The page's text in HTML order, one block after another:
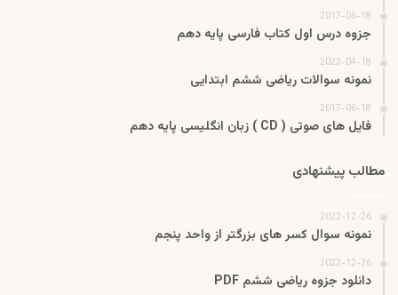
2017-06-18
جزوه درس اول کتاب فارسی پایه دهم
2023-04-18
نمونه سوالات ریاضی ششم ابتدایی
2017-06-18
فایل های صوتی ( CD ) زبان انگلیسی پایه دهم
مطالب پیشنهادی
2022-12-26
نمونه سوال کسر های بزرگتر از واحد پنجم
2022-12-26
دانلود جزوه ریاضی ششم PDF